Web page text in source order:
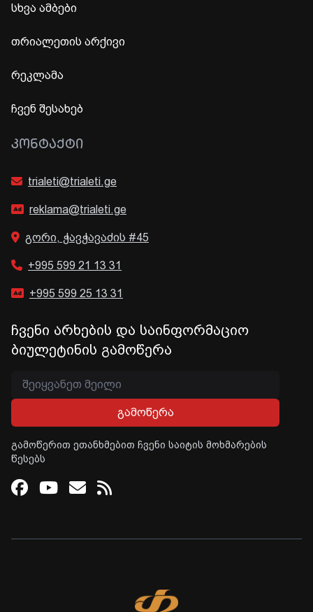
სხვა ამბები
თრიალეთის არქივი
რეკლამა
ჩვენ შესახებ
ᲙᲝᲜᲢᲐᲥᲢᲘ
trialeti@trialeti.ge
reklama@trialeti.ge
გორი, ჭავჭავაძის #45
+995 599 21 13 31
+995 599 25 13 31
ჩვენი არხების და საინფორმაციო
ბიულეტინის გამოწერა
გამოწერა
გამოწერით ეთანხმებით ჩვენი საიტის მოხმარების
წესებს
Facebook
Youtube
Email
RSS